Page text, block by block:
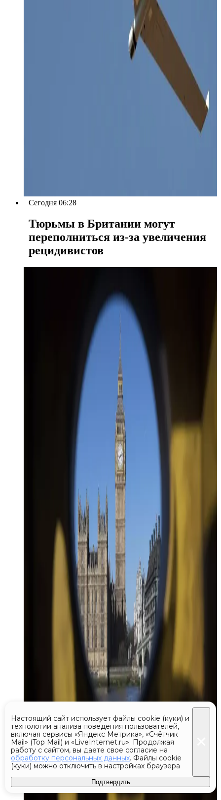
Сегодня 06:28
Тюрьмы в Британии могут
переполниться из-за увеличения
рецидивистов
Настоящий сайт использует файлы cookie (куки) и
технологии анализа поведения пользователей,
включая сервисы «Яндекс Метрика», «Счётчик
Mail» (Top Mail) и «LiveInternet.ru». Продолжая
работу с сайтом, вы даете свое согласие на
обработку персональных данных. Файлы cookie
(куки) можно отключить в настройках браузера
Подтвердить